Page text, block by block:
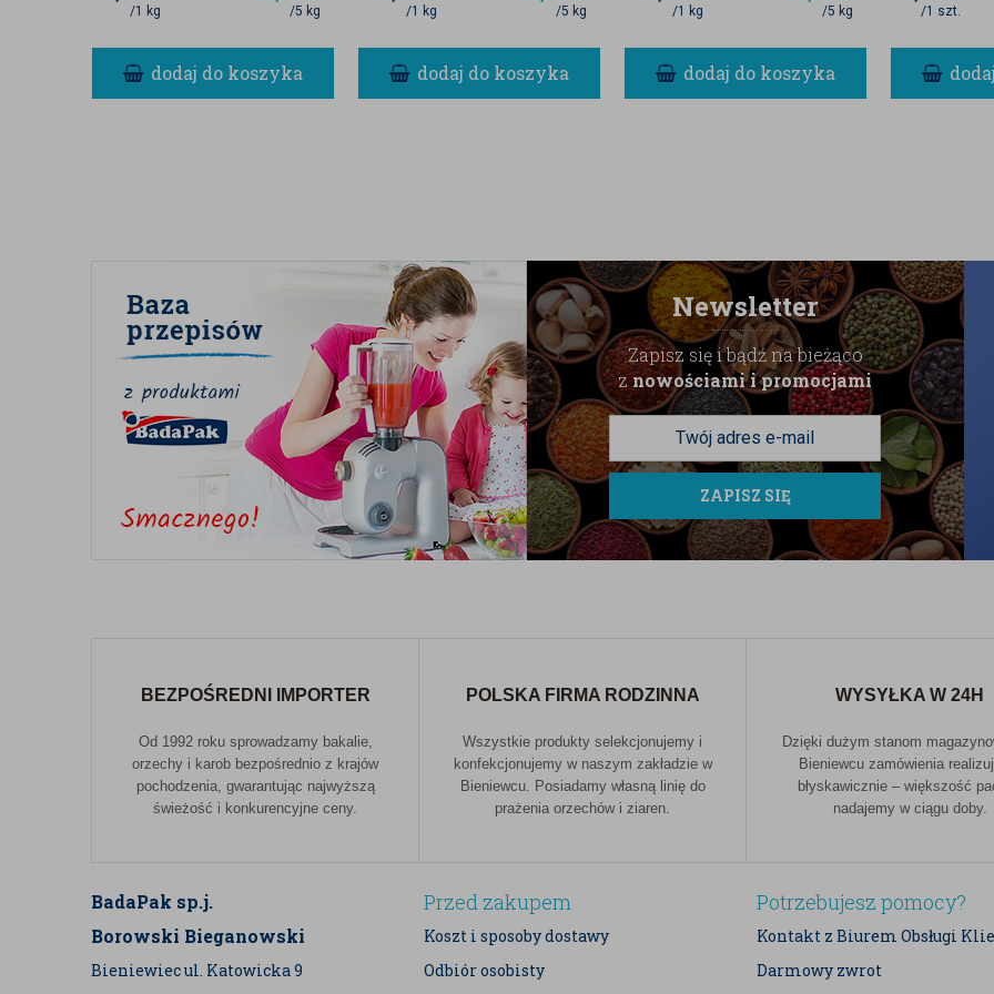
roślinnymi.
NEUTRALNY SMAK I LEKKA KONSYSTENCJA
DLA KOGO JEST BIO MĄKA RYŻOWA?
dla osób na diecie bezglutenowej,
dla wegan i wegetarian,
dla osób dbających o zdrowe i naturalne produkty,
dla miłośników lekkostrawnych wypieków i dań,
dla każdego, kto chce wzbogacić swoją kuchnię o uniwersalny składnik.
PRZECHOWYWANIE
Przechowuj BIO Mąkę ryżową w suchym i chłodnym miejscu, z dala od wilgoci i bezpośredniego
światła słonecznego. Po otwarciu najlepiej przechowywać w szczelnie zamkniętym pojemniku, aby
zachować jej świeżość i delikatną strukturę.
szczególnie jeśli cenisz zdrowe, naturalne składniki.
/1 kg /5 kg
dodaj do koszyka
/1 kg /5 kg
dodaj do koszyka
/1 kg /5 kg
dodaj do koszyka
/1 szt.
Newsletter
Zapisz się i bądź na bieżąco
znowościami i promocjami
ZAPISZ SIĘ
BEZPOŚREDNI IMPORTER
Od 1992 roku sprowadzamy bakalie,
orzechy i karob bezpośrednio z krajów
pochodzenia, gwarantując najwyższą
świeżość i konkurencyjne ceny.
POLSKA FIRMA RODZINNA
Wszystkie produkty selekcjonujemy i
konfekcjonujemy w naszym zakładzie w
Bieniewcu. Posiadamy własną linię do
prażenia orzechów i ziaren.
WYSYŁKA W 24H
Dzięki dużym stanom
Bieniewcu zamówienia
błyskawicznie – większość
nadajemy w ciągu doby.
BadaPak sp.j.
Borowski Bieganowski
Bieniewiec ul. Katowicka 9
Przed zakupem
Koszt i sposoby dostawy
Odbiór osobisty
Potrzebujesz pomocy?
Kontakt z Biurem Obsługi
Darmowy zwrot